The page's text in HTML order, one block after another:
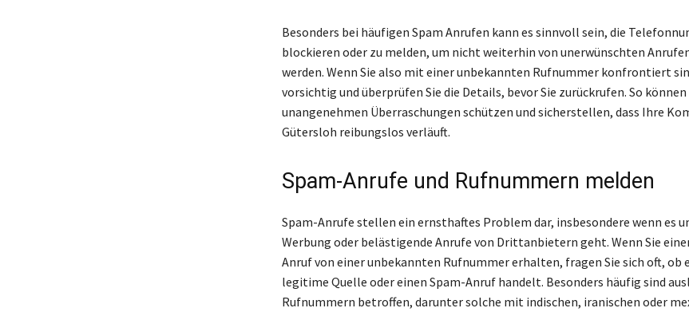
Besonders bei häufigen Spam Anrufen kann es sinnvoll sein, die
blockieren oder zu melden, um nicht weiterhin von unerwünschten
werden. Wenn Sie also mit einer unbekannten Rufnummer konfrontiert
vorsichtig und überprüfen Sie die Details, bevor Sie zurückrufen. So können
unangenehmen Überraschungen schützen und sicherstellen, dass Ihre
Gütersloh reibungslos verläuft.
Spam-Anrufe und Rufnummern melden
Spam-Anrufe stellen ein ernsthaftes Problem dar, insbesondere wenn es
Werbung oder belästigende Anrufe von Drittanbietern geht. Wenn Sie
Anruf von einer unbekannten Rufnummer erhalten, fragen Sie sich oft, ob
legitime Quelle oder einen Spam-Anruf handelt. Besonders häufig sind
Rufnummern betroffen, darunter solche mit indischen, iranischen oder